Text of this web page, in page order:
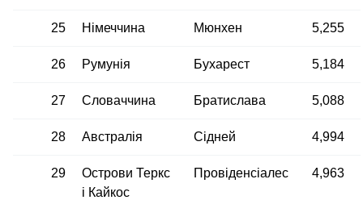
25 Німеччина Мюнхен 5,255
26 Румунія Бухарест 5,184
27 Словаччина Братислава 5,088
28 Австралія Сідней 4,994
29
Острови Теркс
і Кайкос
Провіденсіалес 4,963